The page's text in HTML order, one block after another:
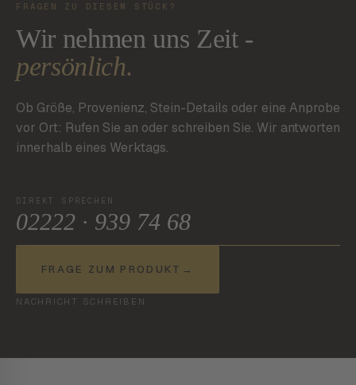
FRAGEN ZU DIESEM STÜCK?
Wir nehmen uns Zeit -
persönlich.
Ob Größe, Provenienz, Stein-Details oder eine Anprobe
vor Ort: Rufen Sie an oder schreiben Sie. Wir antworten
innerhalb eines Werktags.
DIREKT SPRECHEN
02222 · 939 74 68
FRAGE ZUM PRODUKT →
NACHRICHT SCHREIBEN